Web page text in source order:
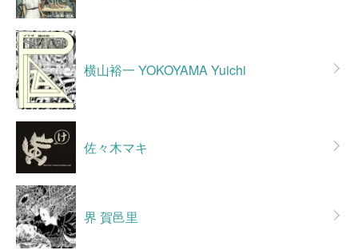
横山裕一 YOKOYAMA Yuichi
佐々木マキ
界 賀邑里